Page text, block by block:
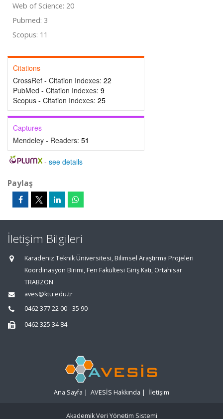
Web of Science: 20
Pubmed: 3
Scopus: 11
Citations
CrossRef - Citation Indexes: 22
PubMed - Citation Indexes: 9
Scopus - Citation Indexes: 25
Captures
Mendeley - Readers: 51
- see details
Paylaş
İletişim Bilgileri
Karadeniz Teknik Üniversitesi, Bilimsel Araştırma Projeleri
Koordinasyon Birimi, Fen Fakültesi Giriş Katı, Ortahisar
TRABZON
aves@ktu.edu.tr
0462 377 22 00 - 35 90
0462 325 34 84
Ana Sayfa | AVESİS Hakkında | İletişim
Akademik Veri Yönetim Sistemi